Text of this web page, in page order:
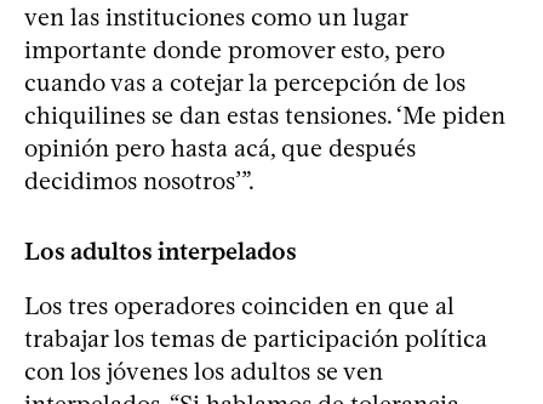
ven las instituciones como un lugar
importante donde promover esto, pero
cuando vas a cotejar la percepción de los
chiquilines se dan estas tensiones. ‘Me piden
opinión pero hasta acá, que después
decidimos nosotros’”.
Los adultos interpelados
Los tres operadores coinciden en que al
trabajar los temas de participación política
con los jóvenes los adultos se ven